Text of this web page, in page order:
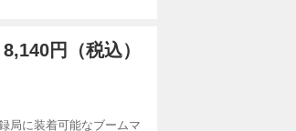
8,140円（税込）
局に装着可能なブームマ